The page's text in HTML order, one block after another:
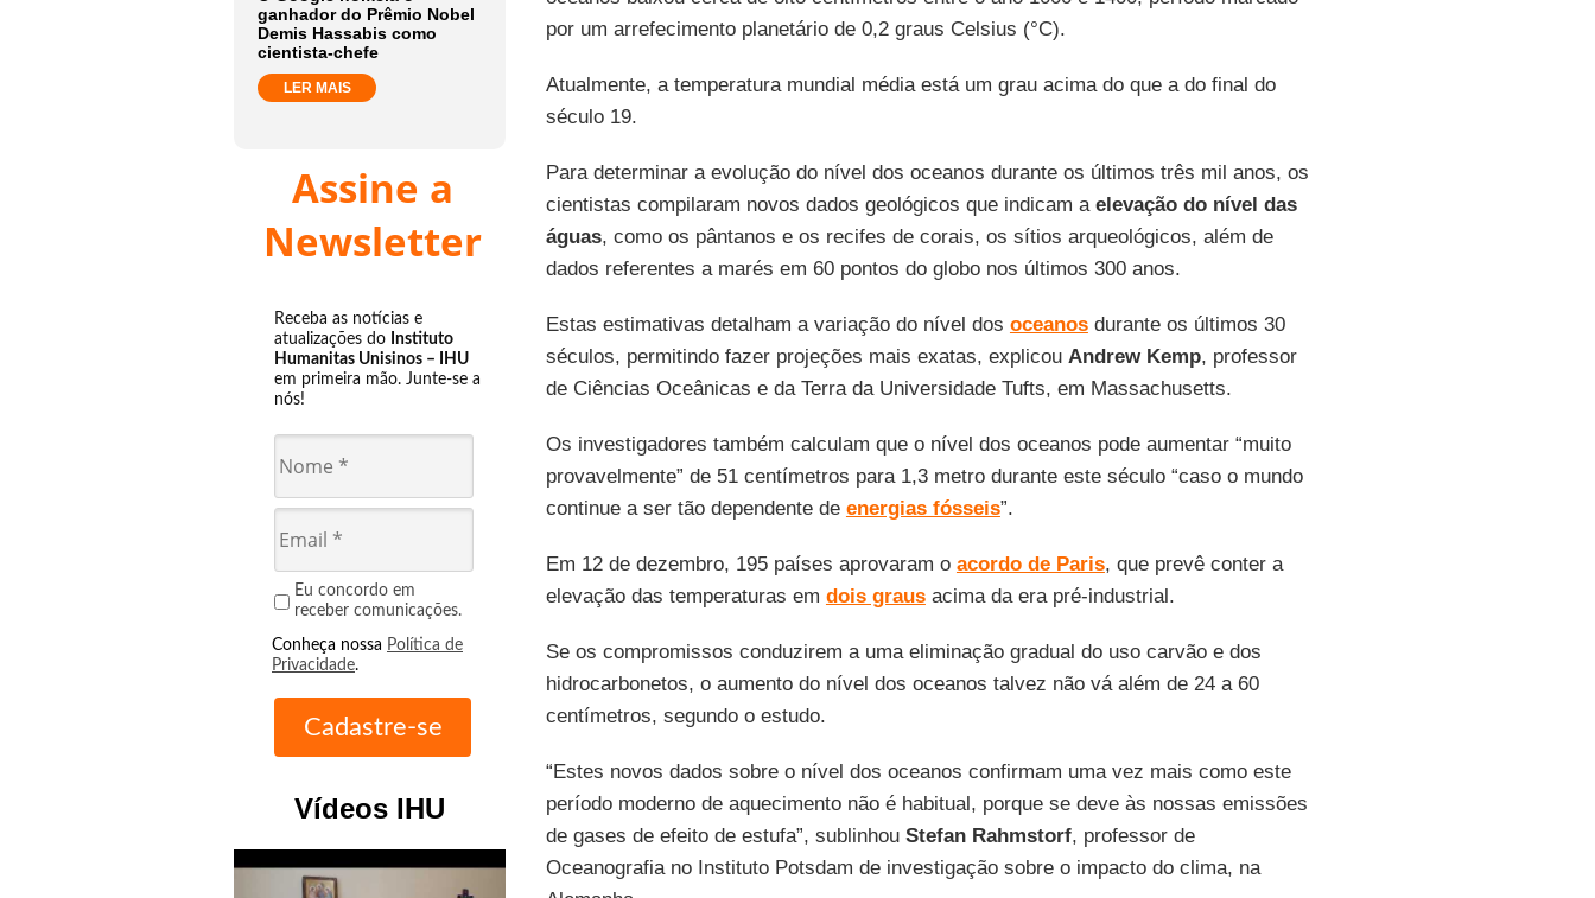
ganhador do Prêmio Nobel
Demis Hassabis como
cientista-chefe
LER MAIS
Assine a
Newsletter
Receba as notícias e
atualizações do Instituto
Humanitas Unisinos – IHU
em primeira mão. Junte-se a
nós!
Eu concordo em
receber comunicações.
Conheça nossa Política de
Privacidade.
Vídeos IHU
por um arrefecimento planetário de 0,2 graus Celsius (°C).
Atualmente, a temperatura mundial média está um grau acima do que a do final do
século 19.
Para determinar a evolução do nível dos oceanos durante os últimos três mil anos, os
cientistas compilaram novos dados geológicos que indicam a elevação do nível das
águas, como os pântanos e os recifes de corais, os sítios arqueológicos, além de
dados referentes a marés em 60 pontos do globo nos últimos 300 anos.
Estas estimativas detalham a variação do nível dos oceanosdurante os últimos 30
séculos, permitindo fazer projeções mais exatas, explicou Andrew Kemp, professor
de Ciências Oceânicas e da Terra da Universidade Tufts, em Massachusetts.
Os investigadores também calculam que o nível dos oceanos pode aumentar “muito
provavelmente” de 51 centímetros para 1,3 metro durante este século “caso o mundo
continue a ser tão dependente de energias fósseis”.
Em 12 de dezembro, 195 países aprovaram o acordo de Paris, que prevê conter a
elevação das temperaturas em dois grausacima da era pré-industrial.
Se os compromissos conduzirem a uma eliminação gradual do uso carvão e dos
hidrocarbonetos, o aumento do nível dos oceanos talvez não vá além de 24 a 60
centímetros, segundo o estudo.
“Estes novos dados sobre o nível dos oceanos confirmam uma vez mais como este
período moderno de aquecimento não é habitual, porque se deve às nossas emissões
de gases de efeito de estufa”, sublinhou Stefan Rahmstorf, professor de
Oceanografia no Instituto Potsdam de investigação sobre o impacto do clima, na